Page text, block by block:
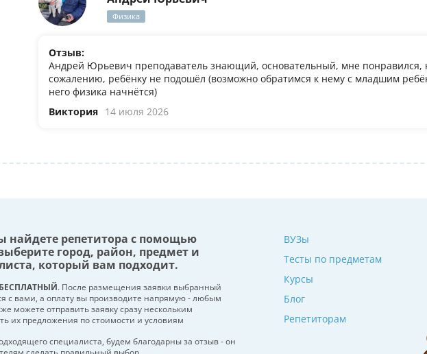
Физика
Отзыв:
Андрей Юрьевич преподаватель знающий, основательный, мне понравился,
сожалению, ребёнку не подошёл (возможно обратимся к нему с младшим
него физика начнётся)
Виктория 14 июля 2026
найдете репетитора с помощью
город, район, предмет и
который вам подходит.
БЕСПЛАТНЫЙ. После размещения заявки выбранный
с вами, а оплату вы производите напрямую - любым
можете отправить заявку сразу нескольким
их предложения по стоимости и условиям
специалиста, будем благодарны за отзыв - он
ВУЗы
Тесты по предметам
Курсы
Блог
Репетиторам